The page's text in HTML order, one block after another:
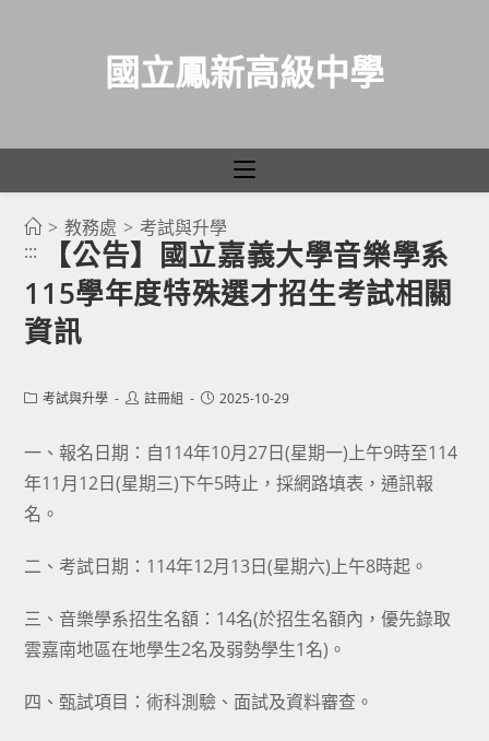
國立鳳新高級中學
> 教務處 > 考試與升學
:::
【公告】國立嘉義大學音樂學系
115學年度特殊選才招生考試相關
資訊
Post考試與升學
Post註冊組
Post2025-10-29
一、報名日期：自114年10月27日(星期一)上午9時至114
年11月12日(星期三)下午5時止，採網路填表，通訊報
名。
二、考試日期：114年12月13日(星期六)上午8時起。
三、音樂學系招生名額：14名(於招生名額內，優先錄取
雲嘉南地區在地學生2名及弱勢學生1名)。
四、甄試項目：術科測驗、面試及資料審查。